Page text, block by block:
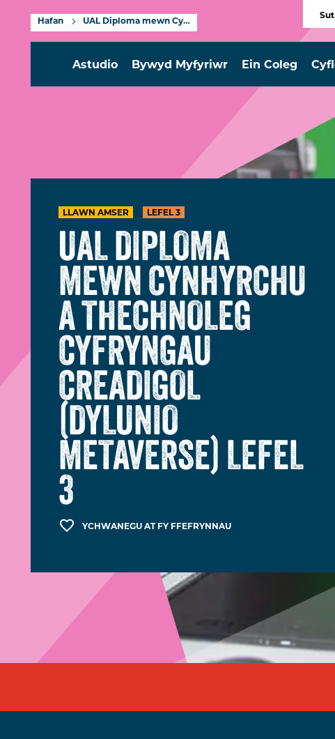
Hafan UAL Diploma mewn Cynhyrchu a Thechnoleg Cyfryngau Creadigol (Dylunio Metaverse) Lefel 3
Astudio Bywyd Myfyriwr Ein Coleg
LLAWN AMSER LEFEL 3
UAL DIPLOMA
MEWN CYNHYRCHU
A THECHNOLEG
CYFRYNGAU
CREADIGOL
(DYLUNIO
METAVERSE) LEFEL
3
YCHWANEGU AT FY FFEFRYNNAU